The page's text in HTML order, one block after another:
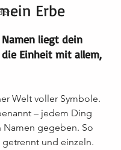
Erbe
5 Sternen bewertet.
Namen liegt dein
die Einheit mit allem,
Welt voller Symbole.
– jedem Ding
gegeben. So
getrennt und einzeln.